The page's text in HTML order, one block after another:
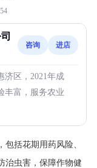
咨询 进店
济区，2021年成
丰富，服务农业
括花期用药风险、
治虫害，保障作物健